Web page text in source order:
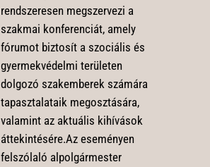
rendszeresen megszervezi a
szakmai konferenciát, amely
fórumot biztosít a szociális és
gyermekvédelmi területen
dolgozó szakemberek számára
tapasztalataik megosztására,
valamint az aktuális kihívások
áttekintésére.Az eseményen
felszólaló alpolgármester